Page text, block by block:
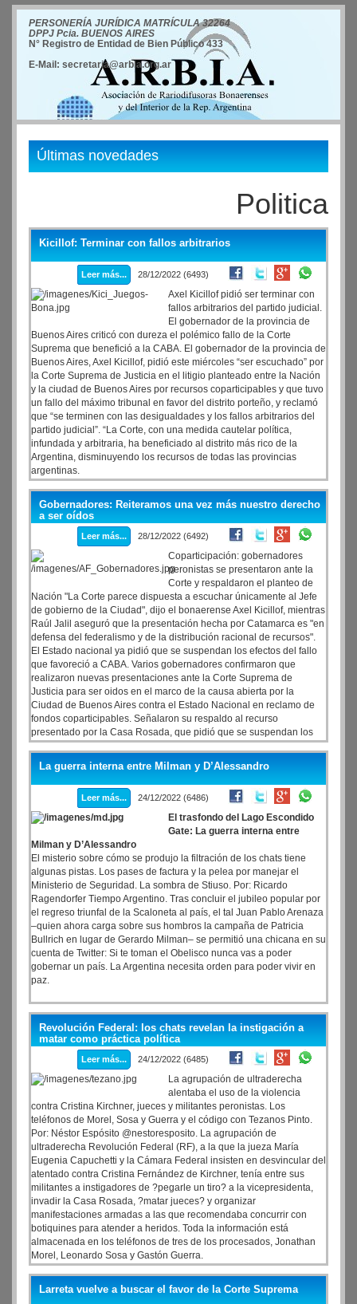
PERSONERÍA JURÍDICA MATRÍCULA 32264
DPPJ Pcia. BUENOS AIRES
N° Registro de Entidad de Bien Público 433
E-Mail: secretaria@arbia.org.ar
Últimas novedades
Politica
Kicillof: Terminar con fallos arbitrarios
Leer más... 28/12/2022 (6493)
Axel Kicillof pidió ser terminar con
fallos arbitrarios del partido judicial.
El gobernador de la provincia de
Buenos Aires criticó con dureza el polémico fallo de la Corte
Suprema que benefició a la CABA. El gobernador de la provincia de
Buenos Aires, Axel Kicillof, pidió este miércoles “ser escuchado” por
la Corte Suprema de Justicia en el litigio planteado entre la Nación
y la ciudad de Buenos Aires por recursos coparticipables y que tuvo
un fallo del máximo tribunal en favor del distrito porteño, y reclamó
que “se terminen con las desigualdades y los fallos arbitrarios del
partido judicial”. “La Corte, con una medida cautelar política,
infundada y arbitraria, ha beneficiado al distrito más rico de la
Argentina, disminuyendo los recursos de todas las provincias
argentinas.
Gobernadores: Reiteramos una vez más nuestro derecho
a ser oídos
Leer más... 28/12/2022 (6492)
Coparticipación: gobernadores
peronistas se presentaron ante la
Corte y respaldaron el planteo de
Nación "La Corte parece dispuesta a escuchar únicamente al Jefe
de gobierno de la Ciudad", dijo el bonaerense Axel Kicillof, mientras
Raúl Jalil aseguró que la presentación hecha por Catamarca es "en
defensa del federalismo y de la distribución racional de recursos".
El Estado nacional ya pidió que se suspendan los efectos del fallo
que favoreció a CABA. Varios gobernadores confirmaron que
realizaron nuevas presentaciones ante la Corte Suprema de
Justicia para ser oidos en el marco de la causa abierta por la
Ciudad de Buenos Aires contra el Estado Nacional en reclamo de
fondos coparticipables. Señalaron su respaldo al recurso
presentado por la Casa Rosada, que pidió que se suspendan los
efectos del fallo que ordenó que se debe aumentar el porcentaje
que le paga por coparticipación de 2,32 a 2,95.
La guerra interna entre Milman y D’Alessandro
Leer más... 24/12/2022 (6486)
El trasfondo del Lago Escondido
Gate: La guerra interna entre
Milman y D’Alessandro
El misterio sobre cómo se produjo la filtración de los chats tiene
algunas pistas. Los pases de factura y la pelea por manejar el
Ministerio de Seguridad. La sombra de Stiuso. Por: Ricardo
Ragendorfer Tiempo Argentino. Tras concluir el jubileo popular por
el regreso triunfal de la Scaloneta al país, el tal Juan Pablo Arenaza
–quien ahora carga sobre sus hombros la campaña de Patricia
Bullrich en lugar de Gerardo Milman– se permitió una chicana en su
cuenta de Twitter: Si te toman el Obelisco nunca vas a poder
gobernar un país. La Argentina necesita orden para poder vivir en
paz.
Revolución Federal: los chats revelan la instigación a
matar como práctica política
Leer más... 24/12/2022 (6485)
La agrupación de ultraderecha
alentaba el uso de la violencia
contra Cristina Kirchner, jueces y militantes peronistas. Los
teléfonos de Morel, Sosa y Guerra y el código con Tezanos Pinto.
Por: Néstor Espósito @nestoresposito. La agrupación de
ultraderecha Revolución Federal (RF), a la que la jueza María
Eugenia Capuchetti y la Cámara Federal insisten en desvincular del
atentado contra Cristina Fernández de Kirchner, tenía entre sus
militantes a instigadores de ?pegarle un tiro? a la vicepresidenta,
invadir la Casa Rosada, ?matar jueces? y organizar
manifestaciones armadas a las que recomendaba concurrir con
botiquines para atender a heridos. Toda la información está
almacenada en los teléfonos de tres de los procesados, Jonathan
Morel, Leonardo Sosa y Gastón Guerra.
Larreta vuelve a buscar el favor de la Corte Suprema